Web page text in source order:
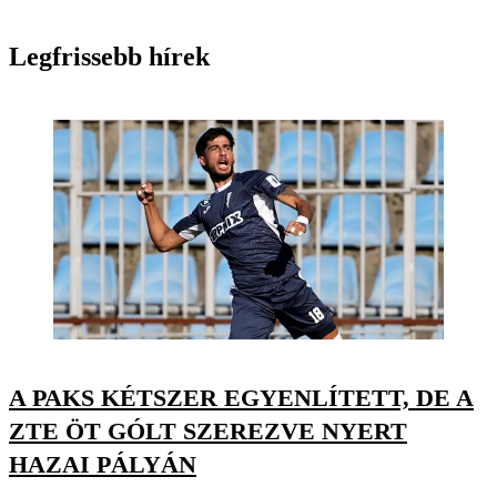
Legfrissebb hírek
A PAKS KÉTSZER EGYENLÍTETT, DE A
ZTE ÖT GÓLT SZEREZVE NYERT
HAZAI PÁLYÁN